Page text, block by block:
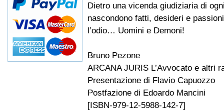
Dietro una vicenda giudiziaria di
nascondono fatti, desideri e
l’odio… Uomini e Demoni!
Bruno Pezone
ARCANA JURIS L’Avvocato e altri
Presentazione di Flavio Capuozzo
Postfazione di Edoardo Mancini
[ISBN-979-12-5988-142-7]